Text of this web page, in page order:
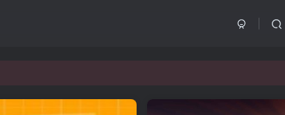
媒体短视频教程等，长期更新各大精品创业项目！